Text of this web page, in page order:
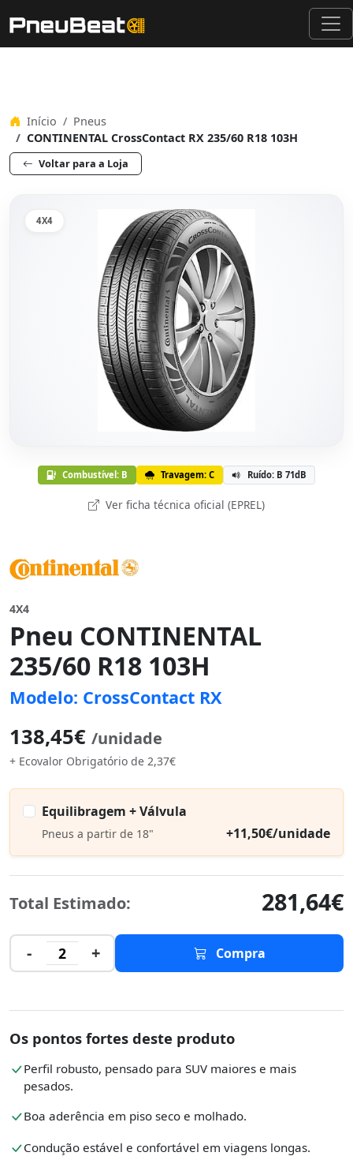
Início
Pneus
CONTINENTAL CrossContact RX 235/60 R18 103H
Voltar para a Loja
4X4
Combustível: B Travagem: C Ruído: B 71dB
Ver ficha técnica oficial (EPREL)
4X4
Pneu CONTINENTAL
235/60 R18 103H
Modelo: CrossContact RX
138,45€ /unidade
+ Ecovalor Obrigatório de 2,37€
Equilibragem + Válvula
Pneus a partir de 18" +11,50€/unidade
Total Estimado: 281,64€
- 2 + Compra
Os pontos fortes deste produto
Perfil robusto, pensado para SUV maiores e mais
pesados.
Boa aderência em piso seco e molhado.
Condução estável e confortável em viagens longas.